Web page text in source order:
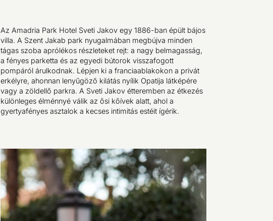
Az Amadria Park Hotel Sveti Jakov egy 1886-ban épült bájos
villa. A Szent Jakab park nyugalmában megbújva minden
tágas szoba aprólékos részleteket rejt: a nagy belmagasság,
a fényes parketta és az egyedi bútorok visszafogott
pompáról árulkodnak. Lépjen ki a franciaablakokon a privát
erkélyre, ahonnan lenyűgöző kilátás nyílik Opatija látképére
vagy a zöldellő parkra. A Sveti Jakov étteremben az étkezés
különleges élménnyé válik az ősi kőívek alatt, ahol a
gyertyafényes asztalok a kecses intimitás estéit ígérik.